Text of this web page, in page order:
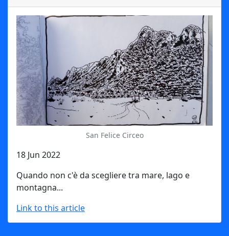
San Felice Circeo
18 Jun 2022
Quando non c'è da scegliere tra mare, lago e
montagna...
Link to this article